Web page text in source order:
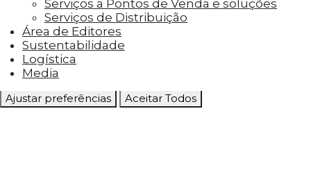
Os cookies de marketing são usados para
entregar aos visitantes anúncios
personalizados com base nas páginas que eles
visitaram antes e analisar a eficácia da
campanha publicitária.
Ajustar preferências Aceitar Todos
Serviços a Pontos de Venda e soluções
Serviços de Distribuição
Área de Editores
Sustentabilidade
Logística
Media